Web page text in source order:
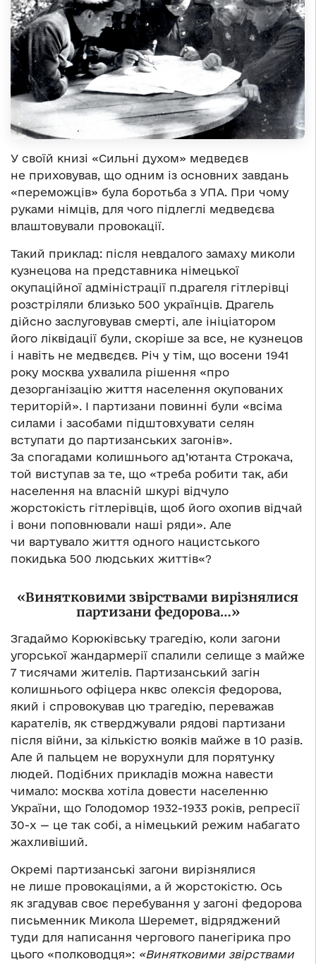
У своїй книзі «Сильні духом» медведєв
не приховував, що одним із основних завдань
«переможців» була боротьба з УПА. При чому
руками німців, для чого підлеглі медведєва
влаштовували провокації.
Такий приклад: після невдалого замаху миколи
кузнецова на представника німецької
окупаційної адміністрації п.драгеля гітлерівці
розстріляли близько 500 українців. Драгель
дійсно заслуговував смерті, але ініціатором
його ліквідації були, скоріше за все, не кузнецов
і навіть не медвєдєв. Річ у тім, що восени 1941
року москва ухвалила рішення «про
дезорганізацію життя населення окупованих
територій». І партизани повинні були «всіма
силами і засобами підштовхувати селян
вступати до партизанських загонів».
За спогадами колишнього ад’ютанта Строкача,
той виступав за те, що «треба робити так, аби
населення на власній шкурі відчуло
жорстокість гітлерівців, щоб його охопив відчай
і вони поповнювали наші ряди». Але
чи вартувало життя одного нацистського
покидька 500 людських життів«?
«Винятковими звірствами вирізнялися
партизани федорова…»
Згадаймо Корюківську трагедію, коли загони
угорської жандармерії спалили селище з майже
7 тисячами жителів. Партизанський загін
колишнього офіцера нквс олексія федорова,
який і спровокував цю трагедію, переважав
карателів, як стверджували рядові партизани
після війни, за кількістю вояків майже в 10 разів.
Але й пальцем не ворухнули для порятунку
людей. Подібних прикладів можна навести
чимало: москва хотіла довести населенню
України, що Голодомор 1932-1933 років, репресії
30-х — це так собі, а німецький режим набагато
жахливіший.
Окремі партизанські загони вирізнялися
не лише провокаціями, а й жорстокістю. Ось
як згадував своє перебування у загоні федорова
письменник Микола Шеремет, відряджений
туди для написання чергового панегірика про
цього «полководця»: «Винятковими звірствами